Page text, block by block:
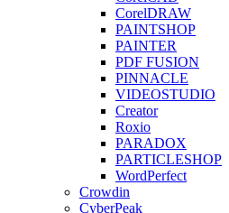
CorelDRAW
PAINTSHOP
PAINTER
PDF FUSION
PINNACLE
VIDEOSTUDIO
Creator
Roxio
PARADOX
PARTICLESHOP
WordPerfect
Crowdin
CyberPeak